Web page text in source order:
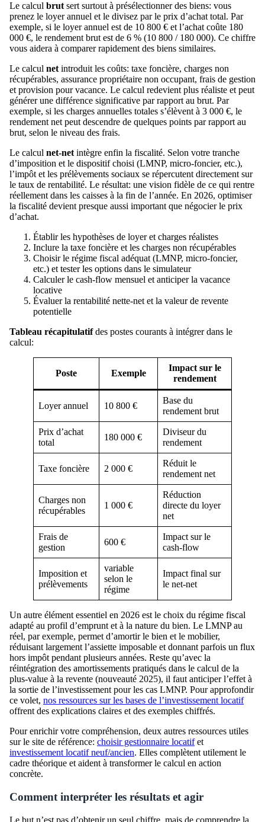
Le calcul brutsert surtout à présélectionner des biens: vous
prenez le loyer annuel et le divisez par le prix d’achat total. Par
exemple, si le loyer annuel est de 10 800 € et l’achat coûte 180
000 €, le rendement brut est de 6 % (10 800 / 180 000). Ce chiffre
vous aidera à comparer rapidement des biens similaires.
Le calcul netintroduit les coûts: taxe foncière, charges non
récupérables, assurance propriétaire non occupant, frais de gestion
et provision pour vacance. Le calcul redevient plus réaliste et peut
générer une différence significative par rapport au brut. Par
exemple, si les charges annuelles totales s’élèvent à 3 000 €, le
rendement net peut descendre de quelques points par rapport au
brut, selon le niveau des frais.
Le calcul net-netintègre enfin la fiscalité. Selon votre tranche
d’imposition et le dispositif choisi (LMNP, micro-foncier, etc.),
l’impôt et les prélèvements sociaux se répercutent directement sur
le taux de rentabilité. Le résultat: une vision fidèle de ce qui rentre
réellement dans les caisses à la fin de l’année. En 2026, optimiser
la fiscalité devient presque aussi important que négocier le prix
d’achat.
Établir les hypothèses de loyer et charges réalistes
Inclure la taxe foncière et les charges non récupérables
Choisir le régime fiscal adéquat (LMNP, micro-foncier,
etc.) et tester les options dans le simulateur
Calculer le cash-flow mensuel et anticiper la vacance
locative
Évaluer la rentabilité nette-net et la valeur de revente
potentielle
Tableau récapitulatifdes postes courants à intégrer dans le
calcul:
Poste Exemple
Impact sur le
rendement
Loyer annuel 10 800 €
Base du
rendement brut
Prix d’achat
total
180 000 €
Diviseur du
rendement
Taxe foncière 2 000 €
Réduit le
rendement net
Charges non
récupérables
1 000 €
Réduction
directe du loyer
net
Frais de
gestion
600 €
Impact sur le
cash-flow
Imposition et
prélèvements
variable
selon le
régime
Impact final sur
le net-net
Un autre élément essentiel en 2026 est le choix du régime fiscal
adapté au profil d’emprunt et à la nature du bien. Le LMNP au
réel, par exemple, permet d’amortir le bien et le mobilier,
réduisant largement l’assiette imposable et donnant parfois un flux
hors impôt pendant plusieurs années. Reste qu’avec la
réintégration des amortissements pratiqués dans le calcul de la
plus-value à la revente (nouveauté 2025), il faut anticiper l’effet à
la sortie de l’investissement pour les cas LMNP. Pour approfondir
ce volet, nos ressources sur les bases de l’investissement locatif
offrent des explications claires et des exemples chiffrés.
Pour enrichir votre compréhension, deux autres ressources utiles
sur le site de référence: choisir gestionnaire locatifet
investissement locatif neuf/ancien. Elles complètent utilement le
cadre théorique et aident à transformer le calcul en action
concrète.
Comment interpréter les résultats et agir
Le but n’est pas d’obtenir un seul chiffre, mais de comprendre la